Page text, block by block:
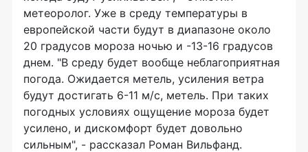
метеоролог. Уже в среду температуры в
европейской части будут в диапазоне около
20 градусов мороза ночью и -13-16 градусов
днем. "В среду будет вообще неблагоприятная
погода. Ожидается метель, усиления ветра
будут достигать 6-11 м/с, метель. При таких
погодных условиях ощущение мороза будет
усилено, и дискомфорт будет довольно
сильным", - рассказал Роман Вильфанд.